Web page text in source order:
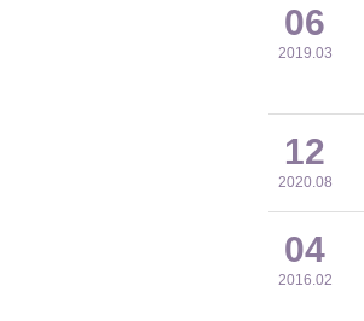
06
2019.03
12
2020.08
04
2016.02